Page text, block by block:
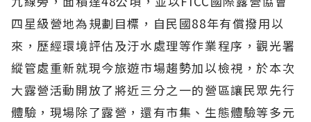
四星級營地為規劃目標，自民國88年有償撥用以
來，歷經環境評估及汙水處理等作業程序，觀光署
縱管處重新就現今旅遊市場趨勢加以檢視，於本次
大露營活動開放了將近三分之一的營區讓民眾先行
體驗，現場除了露營，還有市集、生態體驗等多元